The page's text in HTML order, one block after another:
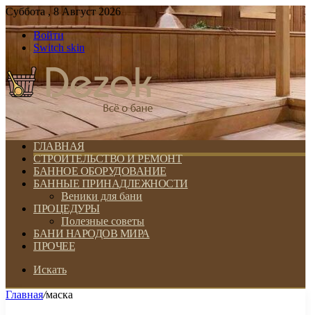
Суббота , 8 Август 2026
Войти
Switch skin
ГЛАВНАЯ
СТРОИТЕЛЬСТВО И РЕМОНТ
БАННОЕ ОБОРУДОВАНИЕ
БАННЫЕ ПРИНАДЛЕЖНОСТИ
Веники для бани
ПРОЦЕДУРЫ
Полезные советы
БАНИ НАРОДОВ МИРА
ПРОЧЕЕ
Искать
Главная/маска